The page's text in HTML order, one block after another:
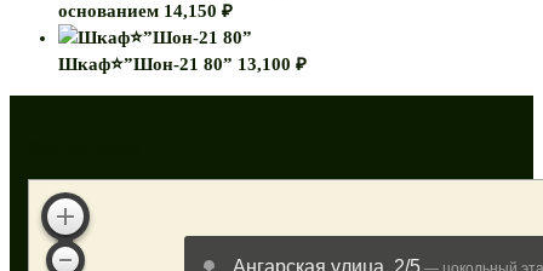
основанием 14,150 ₽
Шкаф⭐”Шон-21 80” 13,100 ₽